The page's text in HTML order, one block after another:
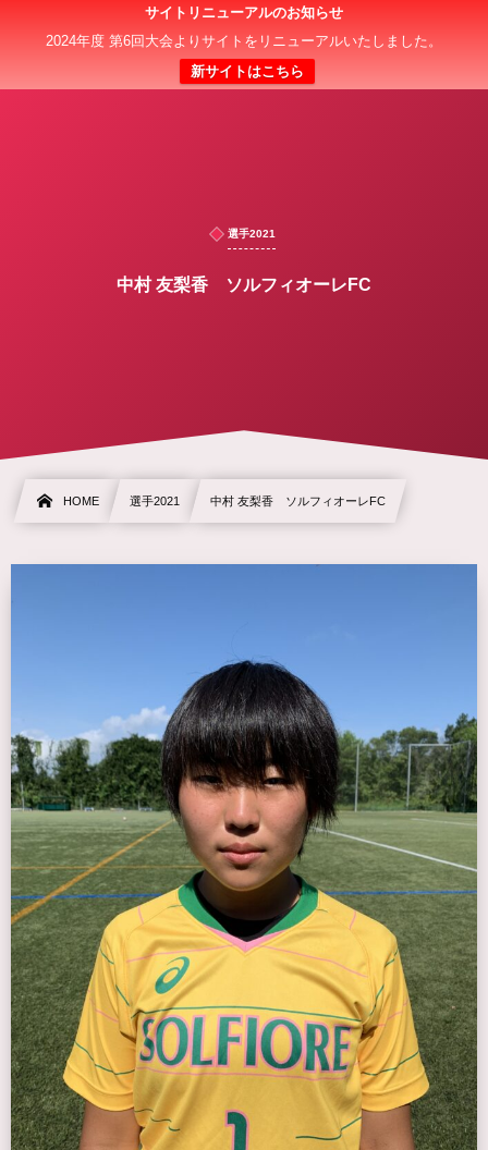
サイトリニューアルのお知らせ
2024年度 第6回大会よりサイトをリニューアルいたしました。
新サイトはこちら
日本クラブユース 女子サッカー大会(U-18)
選手2021
中村 友梨香 ソルフィオーレFC
HOME 選手2021 中村 友梨香 ソルフィオーレFC